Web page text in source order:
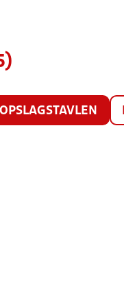
OPSLAGSTAVLEN